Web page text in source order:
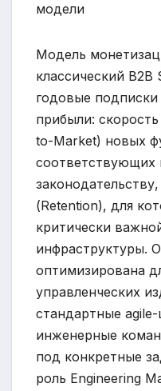
модели
Модель
классический
годовые
прибыли:
to-Market) новых
(Retention), для
критически
инфраструктуры.
оптимизирована
управленческих
стандартные
инженерные
под конкретные
роль Engineering